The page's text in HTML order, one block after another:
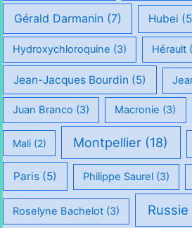
Gérald Darmanin(7) Hubei
Hydroxychloroquine (3) Hérault
Jean-Jacques Bourdin (5)
Juan Branco (3) Macronie (3)
Mali(2) Montpellier (18)
Paris(5) Philippe Saurel (3)
Roselyne Bachelot (3) Russie